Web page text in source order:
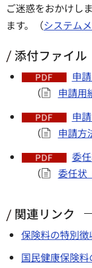
ご迷惑をおかけし
ます。（システム
添付ファイル
申
（
申請用
申
（
申請方
委
（
委任状
関連リンク
保険料の特別
国民健康保険